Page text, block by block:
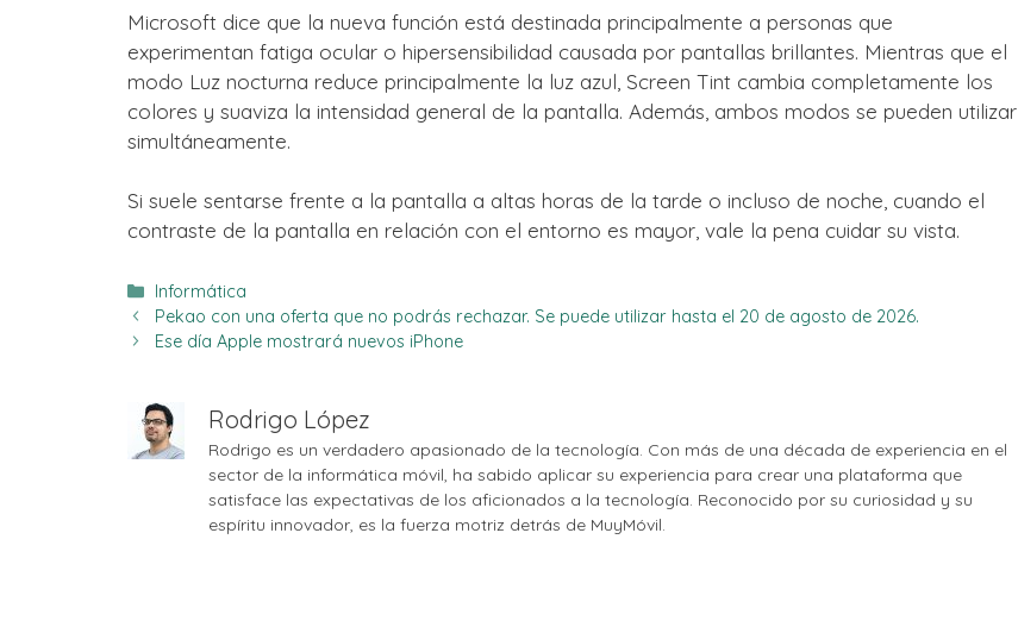
Microsoft dice que la nueva función está destinada principalmente a personas que
experimentan fatiga ocular o hipersensibilidad causada por pantallas brillantes. Mientras que el
modo Luz nocturna reduce principalmente la luz azul, Screen Tint cambia completamente los
colores y suaviza la intensidad general de la pantalla. Además, ambos modos se pueden utilizar
simultáneamente.
Si suele sentarse frente a la pantalla a altas horas de la tarde o incluso de noche, cuando el
contraste de la pantalla en relación con el entorno es mayor, vale la pena cuidar su vista.
Categorías
Informática
Pekao con una oferta que no podrás rechazar. Se puede utilizar hasta el 20 de agosto de 2026.
Ese día Apple mostrará nuevos iPhone
Rodrigo López
Rodrigo es un verdadero apasionado de la tecnología. Con más de una década de experiencia en el
sector de la informática móvil, ha sabido aplicar su experiencia para crear una plataforma que
satisface las expectativas de los aficionados a la tecnología. Reconocido por su curiosidad y su
espíritu innovador, es la fuerza motriz detrás de MuyMóvil.